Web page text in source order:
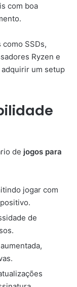
com boa
SSDs,
Ryzen e
um setup
de jogos para
jogar com
de